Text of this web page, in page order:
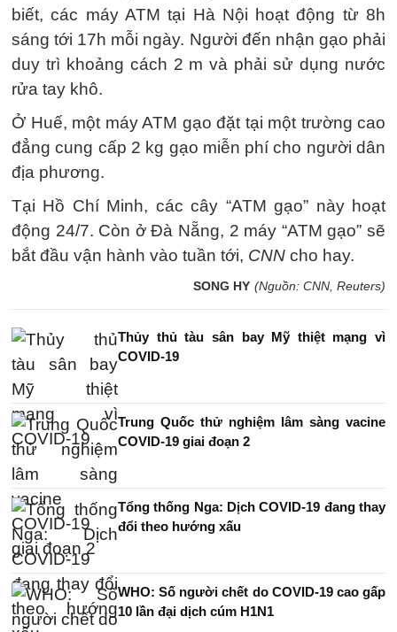
biết, các máy ATM tại Hà Nội hoạt động từ 8h
sáng tới 17h mỗi ngày. Người đến nhận gạo phải
duy trì khoảng cách 2 m và phải sử dụng nước
rửa tay khô.
Ở Huế, một máy ATM gạo đặt tại một trường cao
đẳng cung cấp 2 kg gạo miễn phí cho người dân
địa phương.
Tại Hồ Chí Minh, các cây “ATM gạo” này hoạt
động 24/7. Còn ở Đà Nẵng, 2 máy “ATM gạo” sẽ
bắt đầu vận hành vào tuần tới, CNN cho hay.
SONG HY (Nguồn: CNN, Reuters)
Thủy thủ tàu sân bay Mỹ thiệt mạng vì
COVID-19
Trung Quốc thử nghiệm lâm sàng vacine
COVID-19 giai đoạn 2
Tổng thống Nga:​ Dịch COVID-19 đang thay
đổi theo hướng xấu
WHO: Số người chết do COVID-19 cao gấp
10 lần đại dịch cúm H1N1